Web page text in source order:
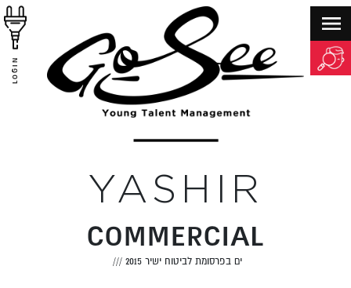
LOGIN
YASHIR
COMMERCIAL
ים בפרסומת לביטוח ישיר 2015 ///